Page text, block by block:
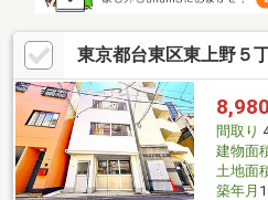
東京都台東区東上野５
8,980
間取り
建物面
土地面
築年月